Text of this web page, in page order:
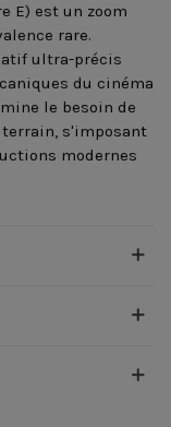
E) est un zoom
rare.
ultra-précis
du cinéma
le besoin de
s'imposant
modernes